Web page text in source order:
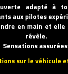
adapté à
aux pilotes
en main et elle
révèle.
Sensations
sur le véhicule